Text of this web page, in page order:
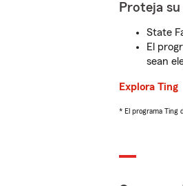
Proteja
State
El
sean
Explora Ting
* El programa Ting